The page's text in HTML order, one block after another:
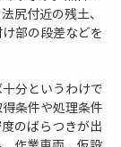
尻付近の残土、
部の段差などを
分というわけで
条件や処理条件
のばらつきが出